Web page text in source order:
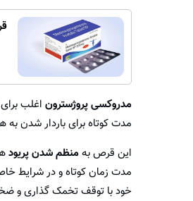
مدروکسی پروژسترون اغلب
مدت کوتاه برای باردار شدن به
این قرص بهمنظم شدن پریود
مدت زمان کوتاه و در شرایط
خود با توقف تخمک گذاری و